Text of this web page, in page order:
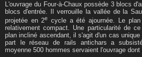
L'ouvrage du Four-à-Chaux possède 3 blocs
blocs d'entrée. Il verrouille la vallée de la
projetée en 2e cycle a été ajournée. Le
relativement compact. Une particularité de
plan incliné ascendant, il s'agit d'un cas
part le réseau de rails antichars a
moyenne 500 hommes servaient l'ouvrage